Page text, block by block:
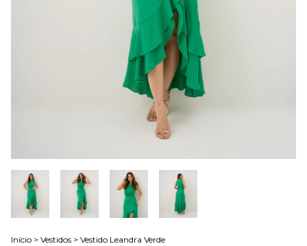
Início > Vestidos > Vestido Leandra Verde